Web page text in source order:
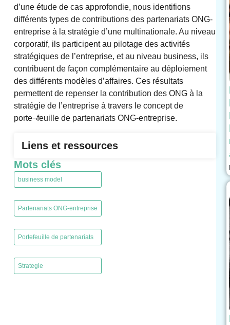
d’une étude de cas approfondie, nous identifions
différents types de contributions des partenariats ONG-
entreprise à la stratégie d’une multinationale. Au niveau
corporatif, ils participent au pilotage des activités
stratégiques de l’entreprise, et au niveau business, ils
contribuent de façon complémentaire au déploiement
des différents modèles d’affaires. Ces résultats
permettent de repenser la contribution des ONG à la
stratégie de l’entreprise à travers le concept de
porte¬feuille de partenariats ONG-entreprise.
Liens et ressources
Mots clés
business model
Partenariats ONG-entreprise
Portefeuille de partenariats
Strategie